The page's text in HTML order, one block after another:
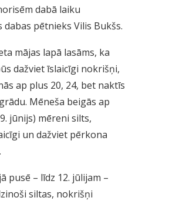
dabā laiku
pētnieks Vilis Bukšs.
mājas lapā lasāms, ka
dažviet īslaicīgi nokrišņi,
ap plus 20, 24, bet naktīs
Mēneša beigās ap
jūnijs) mēreni silts,
un dažviet pērkona
pusē – līdz 12. jūlijam –
siltas, nokrišņi